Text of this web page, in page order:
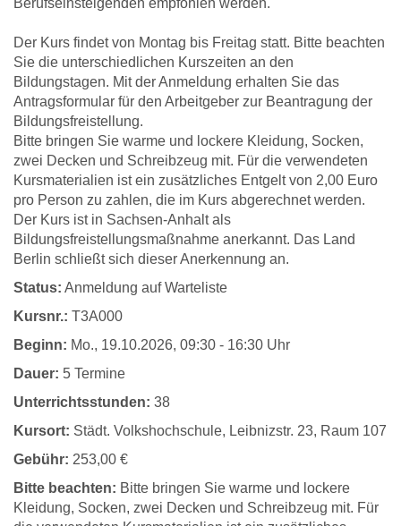
Berufseinsteigenden empfohlen werden.
Der Kurs findet von Montag bis Freitag statt. Bitte beachten
Sie die unterschiedlichen Kurszeiten an den
Bildungstagen. Mit der Anmeldung erhalten Sie das
Antragsformular für den Arbeitgeber zur Beantragung der
Bildungsfreistellung.
Bitte bringen Sie warme und lockere Kleidung, Socken,
zwei Decken und Schreibzeug mit. Für die verwendeten
Kursmaterialien ist ein zusätzliches Entgelt von 2,00 Euro
pro Person zu zahlen, die im Kurs abgerechnet werden.
Der Kurs ist in Sachsen-Anhalt als
Bildungsfreistellungsmaßnahme anerkannt. Das Land
Berlin schließt sich dieser Anerkennung an.
Status: Anmeldung auf Warteliste
Kursnr.: T3A000
Beginn: Mo., 19.10.2026, 09:30 - 16:30 Uhr
Dauer: 5 Termine
Unterrichtsstunden: 38
Kursort: Städt. Volkshochschule, Leibnizstr. 23, Raum 107
Gebühr: 253,00 €
Bitte beachten: Bitte bringen Sie warme und lockere
Kleidung, Socken, zwei Decken und Schreibzeug mit. Für